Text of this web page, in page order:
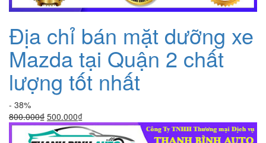
Địa chỉ bán mặt dưỡng xe
Mazda tại Quận 2 chất
lượng tốt nhất
- 38%
800.000₫ Giá
gốc
là:
500.000₫Giá
hiện
tại